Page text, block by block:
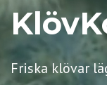
Friska klövar